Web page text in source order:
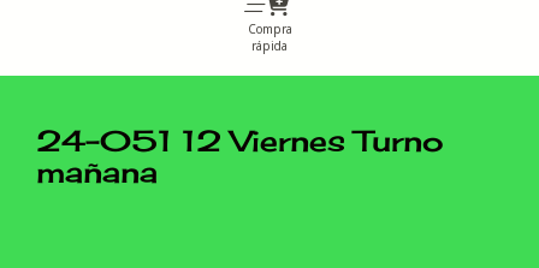
Compra
rápida
24-051 12 Viernes Turno
mañana